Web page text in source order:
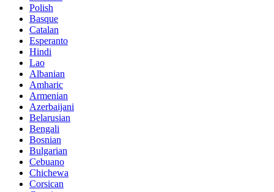
Polish
Basque
Catalan
Esperanto
Hindi
Lao
Albanian
Amharic
Armenian
Azerbaijani
Belarusian
Bengali
Bosnian
Bulgarian
Cebuano
Chichewa
Corsican